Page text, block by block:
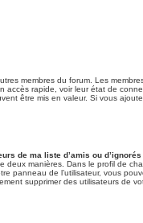
membres du forum. Les
accès rapide, voir leur état de
être mis en valeur. Si vous
de ma liste d’amis ou d’ignorés
deux manières. Dans le profil de
panneau de l’utilisateur, vous
supprimer des utilisateurs de